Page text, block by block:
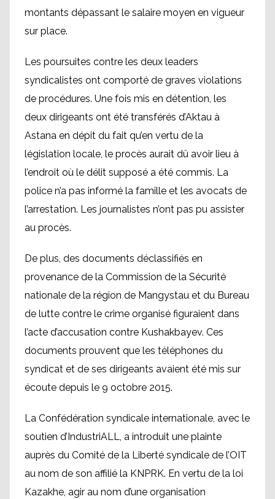
montants dépassant le salaire moyen en vigueur
sur place.
Les poursuites contre les deux leaders
syndicalistes ont comporté de graves violations
de procédures. Une fois mis en détention, les
deux dirigeants ont été transférés d’Aktau à
Astana en dépit du fait qu’en vertu de la
législation locale, le procès aurait dû avoir lieu à
l’endroit où le délit supposé a été commis. La
police n’a pas informé la famille et les avocats de
l’arrestation. Les journalistes n’ont pas pu assister
au procès.
De plus, des documents déclassifiés en
provenance de la Commission de la Sécurité
nationale de la région de Mangystau et du Bureau
de lutte contre le crime organisé figuraient dans
l’acte d’accusation contre Kushakbayev. Ces
documents prouvent que les téléphones du
syndicat et de ses dirigeants avaient été mis sur
écoute depuis le 9 octobre 2015.
La Confédération syndicale internationale, avec le
soutien d’IndustriALL, a introduit une plainte
auprès du Comité de la Liberté syndicale de l’OIT
au nom de son affilié la KNPRK. En vertu de la loi
Kazakhe, agir au nom d’une organisation